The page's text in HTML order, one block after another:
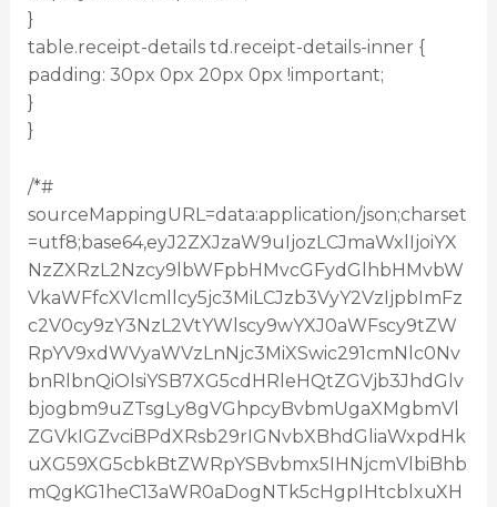
}
table.receipt-details td.receipt-details-inner {
padding: 30px 0px 20px 0px !important;
}
}
/*#
sourceMappingURL=data:application/json;charset
=utf8;base64,eyJ2ZXJzaW9uIjozLCJmaWxlIjoiYX
NzZXRzL2Nzcy9lbWFpbHMvcGFydGlhbHMvbW
VkaWFfcXVlcmllcy5jc3MiLCJzb3VyY2VzIjpbImFz
c2V0cy9zY3NzL2VtYWlscy9wYXJ0aWFscy9tZW
RpYV9xdWVyaWVzLnNjc3MiXSwic291cmNlc0Nv
bnRlbnQiOlsiYSB7XG5cdHRleHQtZGVjb3JhdGlv
bjogbm9uZTsgLy8gVGhpcyBvbmUgaXMgbmVl
ZGVkIGZvciBPdXRsb29rIGNvbXBhdGliaWxpdHk
uXG59XG5cbkBtZWRpYSBvbmx5IHNjcmVlbiBhb
mQgKG1heC13aWR0aDogNTk5cHgpIHtcblxuXH